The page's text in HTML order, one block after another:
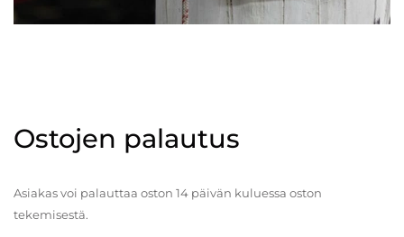
Ostojen palautus
Asiakas voi palauttaa oston 14 päivän kuluessa oston
tekemisestä.